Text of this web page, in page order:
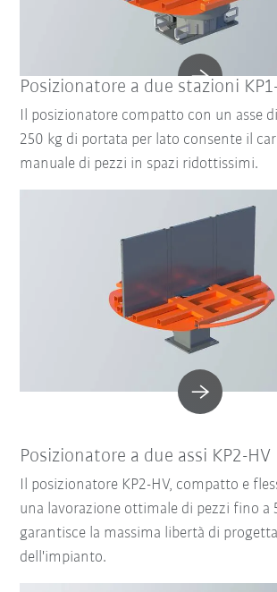
Posizionatore a due stazioni
Il posizionatore compatto con un asse
250 kg di portata per lato consente il
manuale di pezzi in spazi ridottissimi.
Posizionatore a due assi KP2-HV
Il posizionatore KP2-HV, compatto e
una lavorazione ottimale di pezzi fino a
garantisce la massima libertà di
dell'impianto.